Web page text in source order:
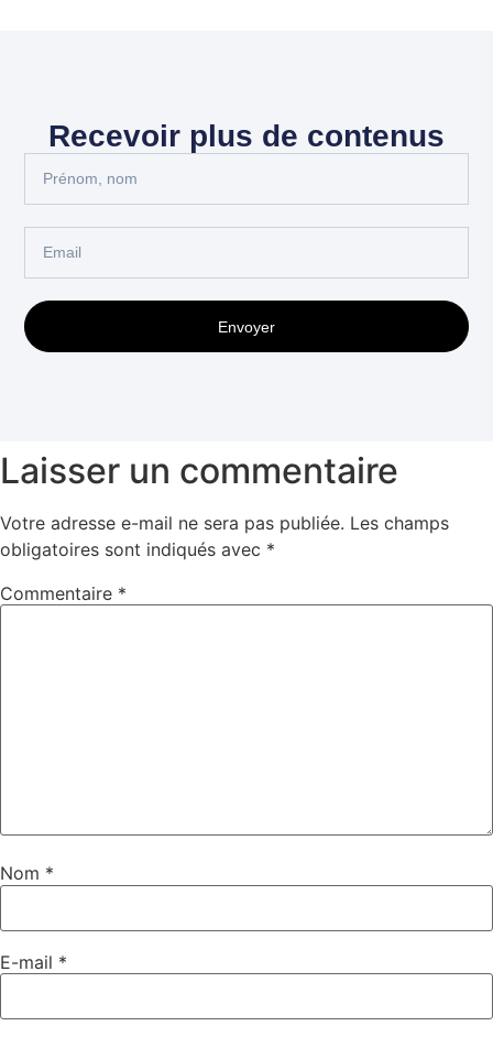
Recevoir plus de contenus
Envoyer
Laisser un commentaire
Votre adresse e-mail ne sera pas publiée. Les champs
obligatoires sont indiqués avec *
Commentaire *
Nom *
E-mail *